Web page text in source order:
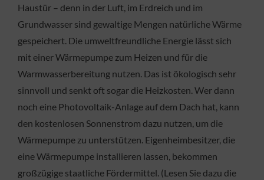
Haustür – denn in der Luft, im Erdreich und im
Grundwasser sind gewaltige Mengen natürliche Wärme
gespeichert. Die umweltfreundliche Energie lässt sich
mit einer Wärmepumpe zum Heizen und für die
Warmwasserbereitung nutzen. Das ist ökologisch sehr
sinnvoll und senkt oft sogar die Heizkosten. Wer dann
noch eine Photovoltaik-Anlage auf dem Dach hat, kann
den kostenlosen Sonnenstrom dazu nutzen, um die
Wärmepumpe zu unterstützen. Eigenheimbesitzer, die
eine Wärmepumpe installieren lassen, bekommen
großzügige staatliche Fördermittel. (Lesen Sie dazu die